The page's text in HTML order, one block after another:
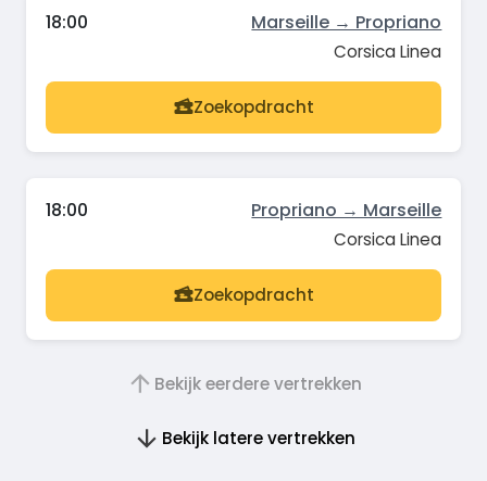
18:00 Marseille → Propriano
Corsica Linea
Zoekopdracht
18:00 Propriano → Marseille
Corsica Linea
Zoekopdracht
Bekijk eerdere vertrekken
Bekijk latere vertrekken